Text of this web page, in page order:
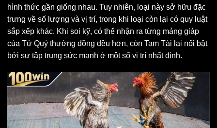
hình thức gần giống nhau. Tuy nhiên, loại này sở hữu đặc
trưng về số lượng và vị trí, trong khi loại còn lại có quy luật
sắp xếp khác. Khi soi kỹ, có thể nhận ra từng mảng giáp
của Tứ Quý thường đồng đều hơn, còn Tam Tài lại nổi bật
bởi sự tập trung sức mạnh ở một số vị trí nhất định.